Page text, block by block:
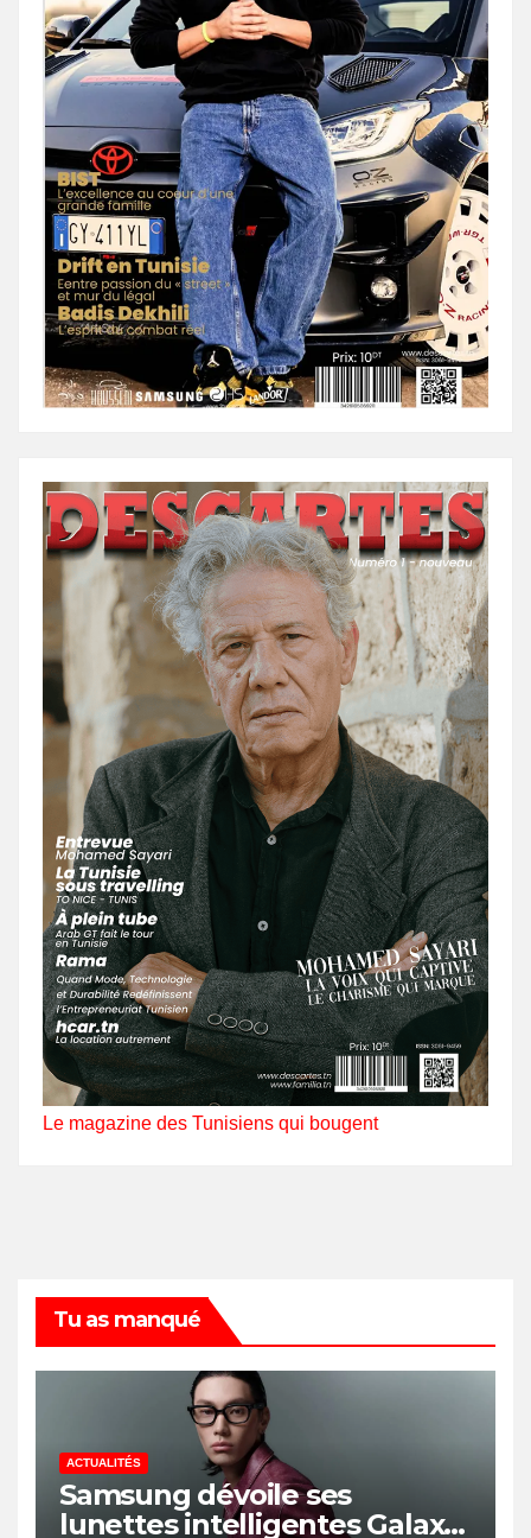
Le magazine des Tunisiens qui bougent
Tu as manqué
ACTUALITÉS
Samsung dévoile ses
lunettes intelligentes Galaxy